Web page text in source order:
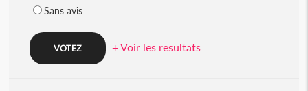
Sans avis
+ Voir les resultats